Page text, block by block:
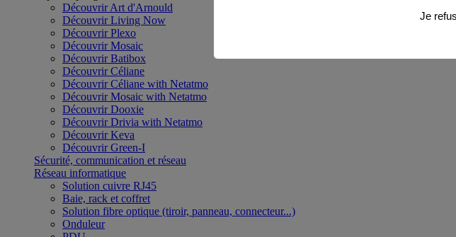
Découvrir Art d'Arnould
Découvrir Living Now
Découvrir Plexo
Découvrir Mosaic
Découvrir Batibox
Découvrir Céliane
Découvrir Céliane with Netatmo
Découvrir Mosaic with Netatmo
Découvrir Dooxie
Découvrir Drivia with Netatmo
Découvrir Keva
Découvrir Green-I
Sécurité, communication et réseau
Réseau informatique
Solution cuivre RJ45
Baie, rack et coffret
Solution fibre optique (tiroir, panneau, connecteur...)
Onduleur
Je